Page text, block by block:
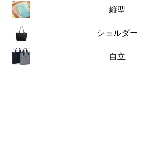
縦型
ショルダー
自立